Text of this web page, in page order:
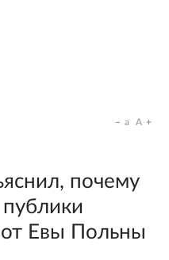
a A
почему
Евы Польны